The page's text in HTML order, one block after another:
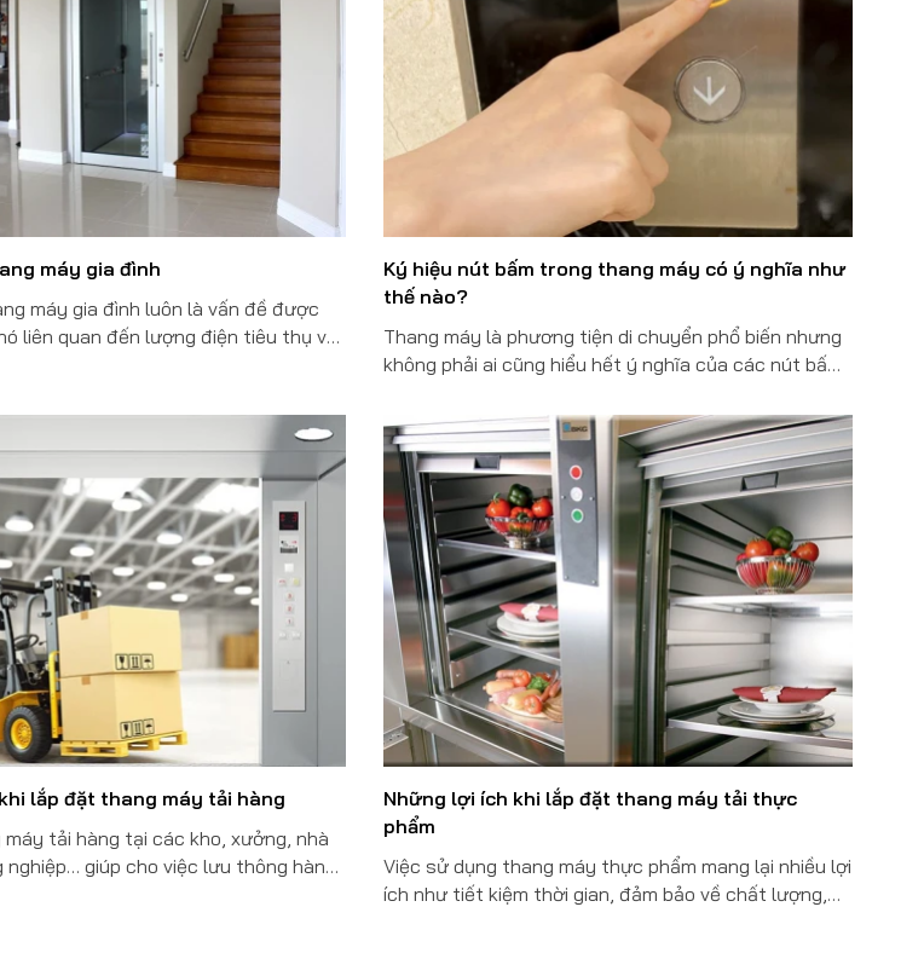
máy gia đình
máy gia đình luôn là vấn đề được
liên quan đến lượng điện tiêu thụ và
sử dụng cao.
Ký hiệu nút bấm trong thang máy có ý nghĩa như
thế nào?
Thang máy là phương tiện di chuyển phổ biến nhưng
không phải ai cũng hiểu hết ý nghĩa của các nút bấm
dụng như bấm số tầng muốn đến, gọi thang máy tại
vị trí đang đứng thì còn rất nhiều nút chức năng khác
nhau. Hãy cùng tìm hiểu các nút bấm để tránh sử
dụng sai chức năng, đảm bảo an toàn khi đi thang
máy.
lắp đặt thang máy tải hàng
tải hàng tại các kho, xưởng, nhà
nghiệp… giúp cho việc lưu thông hàng
Những lợi ích khi lắp đặt thang máy tải thực
phẩm
Việc sử dụng thang máy thực phẩm mang lại nhiều lợi
ích như tiết kiệm thời gian, đảm bảo về chất lượng,